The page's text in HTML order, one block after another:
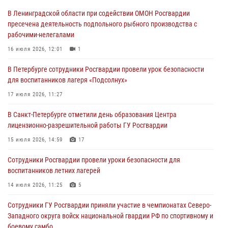
В Центральном районе росгвардейцы оперативно задержали
хулигана, стрелявшего из пускового устройства рядом с жилыми
домами
06 августа 2026, 11:36
Сотрудники и военнослужащие Росгвардии обеспечили
правопорядок при проведении матча "Зенит" - "Балтика"
06 августа 2026, 07:30
В Выборгском районе наряд Росгвардии обнаружил
разыскиваемый преступный автотранспорт
05 августа 2026, 12:25 2
Петербургские росгвардейцы обнаружили объявленный в розыск
автомобиль, ранее использовавшийся при совершении кражи в
Ленобласти
В Ленинградской области при содействии ОМОН Росгвардии
пресечена деятельность подпольного рыбного производства с
рабочими-нелегалами
16 июля 2026, 12:01 1
В Петербурге сотрудники Росгвардии провели урок безопасности
для воспитанников лагеря «Подсолнух»
17 июля 2026, 11:27
В Санкт-Петербурге отметили день образования Центра
лицензионно-разрешительной работы ГУ Росгвардии
15 июля 2026, 14:59 17
Сотрудники Росгвардии провели уроки безопасности для
воспитанников летних лагерей
14 июля 2026, 11:25 5
Сотрудники ГУ Росгвардии приняли участие в чемпионатах Северо-
Западного округа войск национальной гвардии РФ по спортивному и
боевому самбо